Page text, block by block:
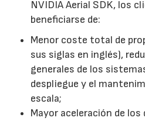
NVIDIA Aerial SDK, los
beneficiarse de:
Menor coste total de
sus siglas en inglés),
generales de los
despliegue y el
escala;
Mayor aceleración de los